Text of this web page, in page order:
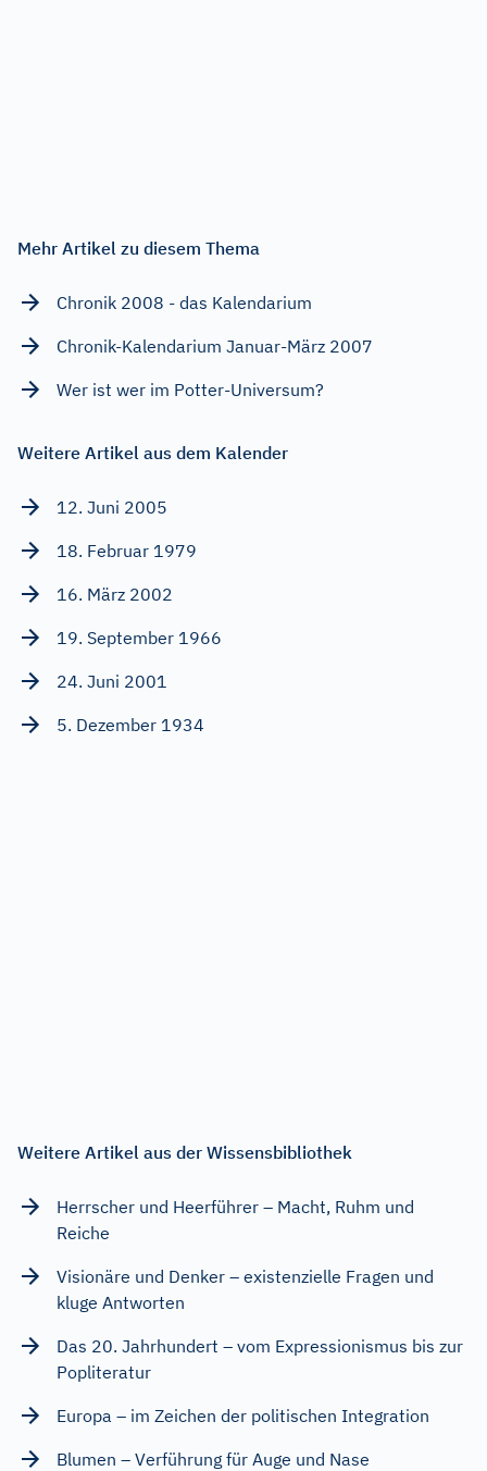
Mehr Artikel zu diesem Thema
Chronik 2008 - das Kalendarium
Chronik-Kalendarium Januar-März 2007
Wer ist wer im Potter-Universum?
Weitere Artikel aus dem Kalender
12. Juni 2005
18. Februar 1979
16. März 2002
19. September 1966
24. Juni 2001
5. Dezember 1934
Weitere Artikel aus der Wissensbibliothek
Herrscher und Heerführer – Macht, Ruhm und
Reiche
Visionäre und Denker – existenzielle Fragen und
kluge Antworten
Das 20. Jahrhundert – vom Expressionismus bis zur
Popliteratur
Europa – im Zeichen der politischen Integration
Blumen – Verführung für Auge und Nase